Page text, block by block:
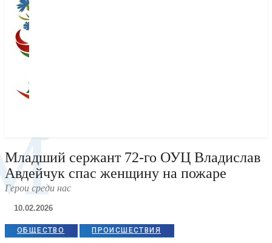
Младший сержант 72-го ОУЦ Владислав
Авдейчук спас женщину на пожаре
Герои среди нас
10.02.2026
ОБЩЕСТВО ПРОИСШЕСТВИЯ